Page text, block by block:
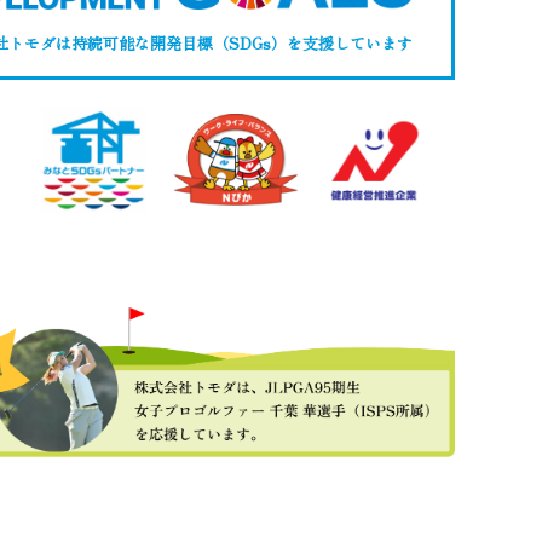
トモダは持続可能な開発目標（SDGs） を支援しています